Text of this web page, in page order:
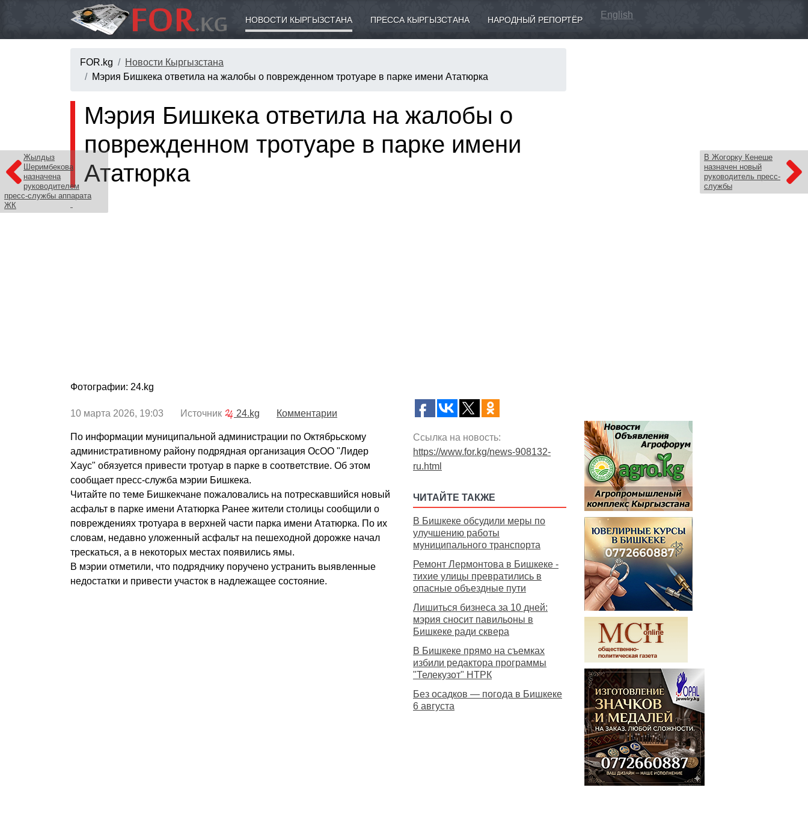
НОВОСТИ КЫРГЫЗСТАНА ПРЕССА КЫРГЫЗСТАНА НАРОДНЫЙ РЕПОРТЁР English
FOR.kg
Новости Кыргызстана
Мэрия Бишкека ответила на жалобы о поврежденном тротуаре в парке имени Ататюрка
Жылдыз
Шеримбекова
назначена
руководителем
пресс-службы аппарата
ЖК
В Жогорку Кенеше
назначен новый
руководитель пресс-
службы
Мэрия Бишкека ответила на жалобы о
поврежденном тротуаре в парке имени
Ататюрка
Фотографии: 24.kg
10 марта 2026, 19:03 Источник 24.kg Комментарии
По информации муниципальной администрации по Октябрьскому
административному району подрядная организация ОсОО "Лидер
Хаус" обязуется привести тротуар в парке в соответствие. Об этом
сообщает пресс-служба мэрии Бишкека.
Читайте по теме Бишкекчане пожаловались на потрескавшийся новый
асфальт в парке имени Ататюрка Ранее жители столицы сообщили о
повреждениях тротуара в верхней части парка имени Ататюрка. По их
словам, недавно уложенный асфальт на пешеходной дорожке начал
трескаться, а в некоторых местах появились ямы.
В мэрии отметили, что подрядчику поручено устранить выявленные
недостатки и привести участок в надлежащее состояние.
Ссылка на новость:
https://www.for.kg/news-908132-
ru.html
ЧИТАЙТЕ ТАКЖЕ
В Бишкеке обсудили меры по
улучшению работы
муниципального транспорта
Ремонт Лермонтова в Бишкеке -
тихие улицы превратились в
опасные объездные пути
Лишиться бизнеса за 10 дней:
мэрия сносит павильоны в
Бишкеке ради сквера
В Бишкеке прямо на съемках
избили редактора программы
"Телекузот" НТРК
Без осадков — погода в Бишкеке
6 августа